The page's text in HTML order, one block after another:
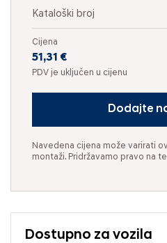
Kataloški broj
Cijena
51,31 €
PDV je uključen u cijenu
Dodajte
Navedena cijena može varirati
montaži. Pridržavamo pravo na
Dostupno za vozila